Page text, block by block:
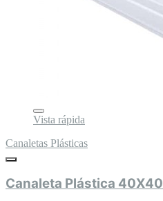
Vista rápida
Canaletas Plásticas
Canaleta Plástica 40X40